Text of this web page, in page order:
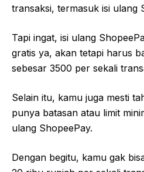
transaksi, termasuk isi ulang
Tapi ingat, isi ulang
gratis ya, akan tetapi harus
sebesar 3500 per sekali
Selain itu, kamu juga mesti
punya batasan atau limit
ulang ShopeePay.
Dengan begitu, kamu gak